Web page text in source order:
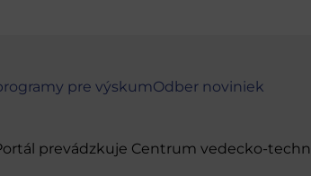
pre výskumOdber noviniek
prevádzkuje Centrum vedecko-